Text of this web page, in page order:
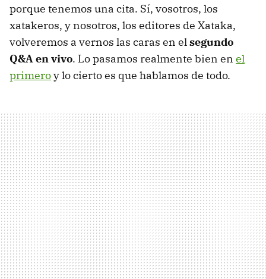
porque tenemos una cita. Sí, vosotros, los
xatakeros, y nosotros, los editores de Xataka,
volveremos a vernos las caras en elsegundo
Q&A en vivo. Lo pasamos realmente bien en el
primeroy lo cierto es que hablamos de todo.